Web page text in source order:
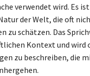
verwendet wird. Es
der Welt, die oft
zu schätzen. Das
Kontext und wird
zu beschreiben, die